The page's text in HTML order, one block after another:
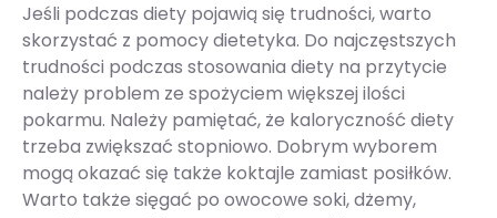
Jeśli podczas diety pojawią się trudności, warto
skorzystać z pomocy dietetyka. Do najczęstszych
trudności podczas stosowania diety na przytycie
należy problem ze spożyciem większej ilości
pokarmu. Należy pamiętać, że kaloryczność diety
trzeba zwiększać stopniowo. Dobrym wyborem
mogą okazać się także koktajle zamiast posiłków.
Warto także sięgać po owocowe soki, dżemy,